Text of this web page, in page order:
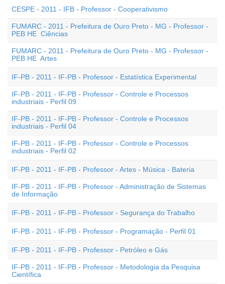
CESPE - 2011 - IFB - Professor - Cooperativismo
FUMARC - 2011 - Prefeitura de Ouro Preto - MG - Professor -
PEB HE  Ciências
FUMARC - 2011 - Prefeitura de Ouro Preto - MG - Professor -
PEB HE  Artes
IF-PB - 2011 - IF-PB - Professor - Estatística Experimental
IF-PB - 2011 - IF-PB - Professor - Controle e Processos
industriais - Perfil 09
IF-PB - 2011 - IF-PB - Professor - Controle e Processos
industriais - Perfil 04
IF-PB - 2011 - IF-PB - Professor - Controle e Processos
industriais - Perfil 02
IF-PB - 2011 - IF-PB - Professor - Artes - Música - Bateria
IF-PB - 2011 - IF-PB - Professor - Administração de Sistemas
de Informação
IF-PB - 2011 - IF-PB - Professor - Segurança do Trabalho
IF-PB - 2011 - IF-PB - Professor - Programação - Perfil 01
IF-PB - 2011 - IF-PB - Professor - Petróleo e Gás
IF-PB - 2011 - IF-PB - Professor - Metodologia da Pesquisa
Científica